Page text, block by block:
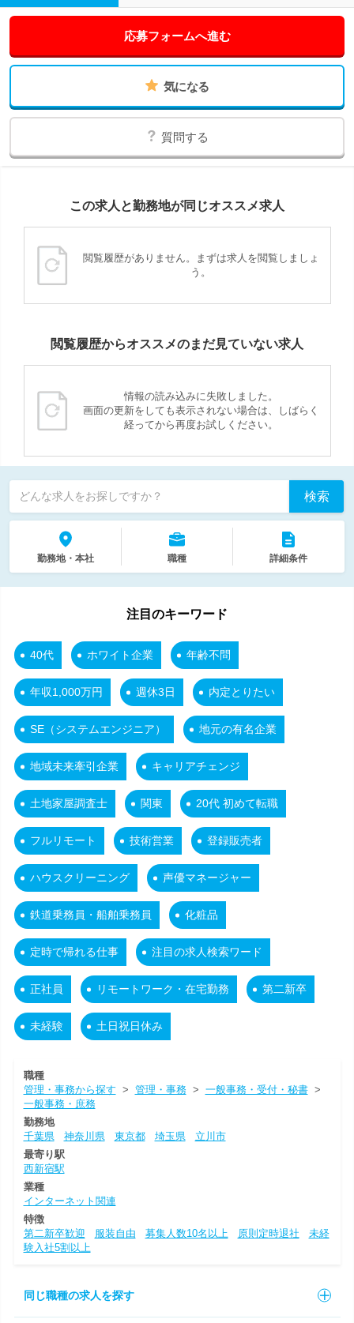
応募フォームへ進む
気になる
質問する
この求人と勤務地が同じオススメ求人
閲覧履歴がありません。まずは求人を閲覧しましょ
う。
閲覧履歴からオススメのまだ見ていない求人
情報の読み込みに失敗しました。
画面の更新をしても表示されない場合は、しばらく
経ってから再度お試しください。
どんな求人をお探しですか？ 検索
勤務地・本社 職種 詳細条件
注目のキーワード
40代 ホワイト企業 年齢不問
年収1,000万円 週休3日 内定とりたい
SE（システムエンジニア） 地元の有名企業
地域未来牽引企業 キャリアチェンジ
土地家屋調査士 関東 20代 初めて転職
フルリモート 技術営業 登録販売者
ハウスクリーニング 声優マネージャー
鉄道乗務員・船舶乗務員 化粧品
定時で帰れる仕事 注目の求人検索ワード
正社員 リモートワーク・在宅勤務 第二新卒
未経験 土日祝日休み
職種
管理・事務から探す > 管理・事務> 一般事務・受付・秘書>
一般事務・庶務
勤務地
千葉県
神奈川県 東京都 埼玉県
立川市
最寄り駅
西新宿駅
業種
インターネット関連
特徴
第二新卒歓迎
服装自由 募集人数10名以上 原則定時退社
未経
験入社5割以上
同じ職種の求人を探す